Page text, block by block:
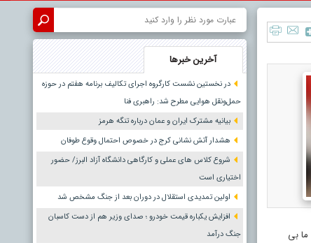
بی
آخرین خبرها
در نخستین نشست کارگروه اجرای تکالیف برنامه هفتم در حوزه
حمل‌ونقل هوایی مطرح شد: راهبری فنا
بیانیه مشترک ایران و عمان درباره تنگه هرمز
هشدار آتش نشانی کرج در خصوص احتمال وقوع طوفان
شروع کلاس های عملی و کارگاهی دانشگاه آزاد البرز/ حضور
اختیاری است
اولین تمدیدی استقلال در دوران بعد از جنگ مشخص شد
افزایش یکباره قیمت خودرو ؛ صدای وزیر هم از دست کاسبان
جنگ درآمد